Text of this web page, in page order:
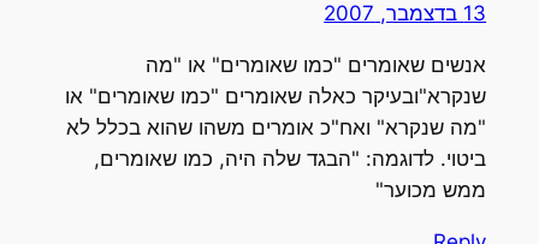
13 בדצמבר, 2007
אנשים שאומרים "כמו שאומרים" או "מה
שנקרא"ובעיקר כאלה שאומרים "כמו שאומרים" או
"מה שנקרא" ואח"כ אומרים משהו שהוא בכלל לא
ביטוי. לדוגמה: "הבגד שלה היה, כמו שאומרים,
ממש מכוער"